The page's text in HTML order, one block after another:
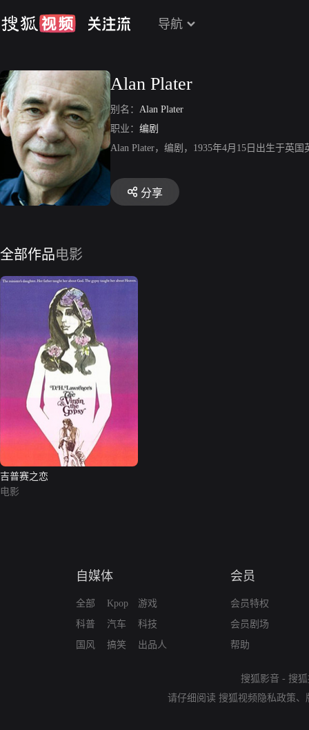
导航
Alan Plater
别名： Alan Plater
职业： 编剧
Alan Plater，编剧，1935年4月15日出生于英
分享
全部作品电影
吉普赛之恋
电影
自媒体
全部
科普
国风
Kpop
汽车
搞笑
游戏
科技
出品人
会员
会员特权
会员剧场
帮助
搜狐影音 - 搜
请仔细阅读 搜狐视频隐私政策、